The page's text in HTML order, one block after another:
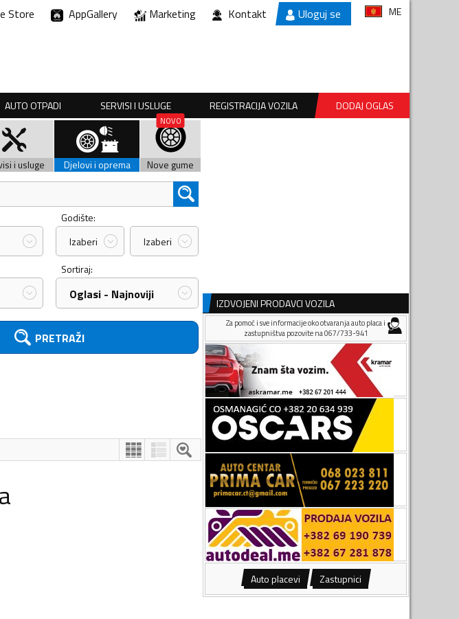
Store AppGallery Marketing Kontakt Uloguj se ME
AUTO OTPADI SERVISI I USLUGE REGISTRACIJA VOZILA DODAJ OGLAS
i usluge Djelovi i oprema Nove gume
Godište:
Izaberi
Izaberi
Sortiraj:
Oglasi - Najnoviji
PRETRAŽI
IZDVOJENI PRODAVCI VOZILA
Za pomoć i sve informacije oko otvaranja auto placa i
zastupništva pozovite na 067/733-941
Auto placevi Zastupnici